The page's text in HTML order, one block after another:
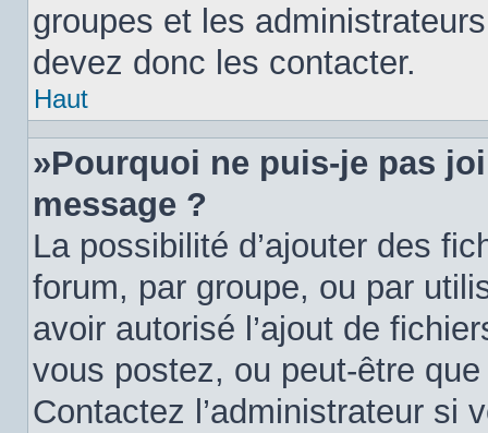
groupes et les
devez donc les contacter.
Haut
»Pourquoi ne puis-je pas
message ?
La possibilité d’ajouter des
forum, par groupe, ou par
avoir autorisé l’ajout de
vous postez, ou peut-être
Contactez l’administrateur si